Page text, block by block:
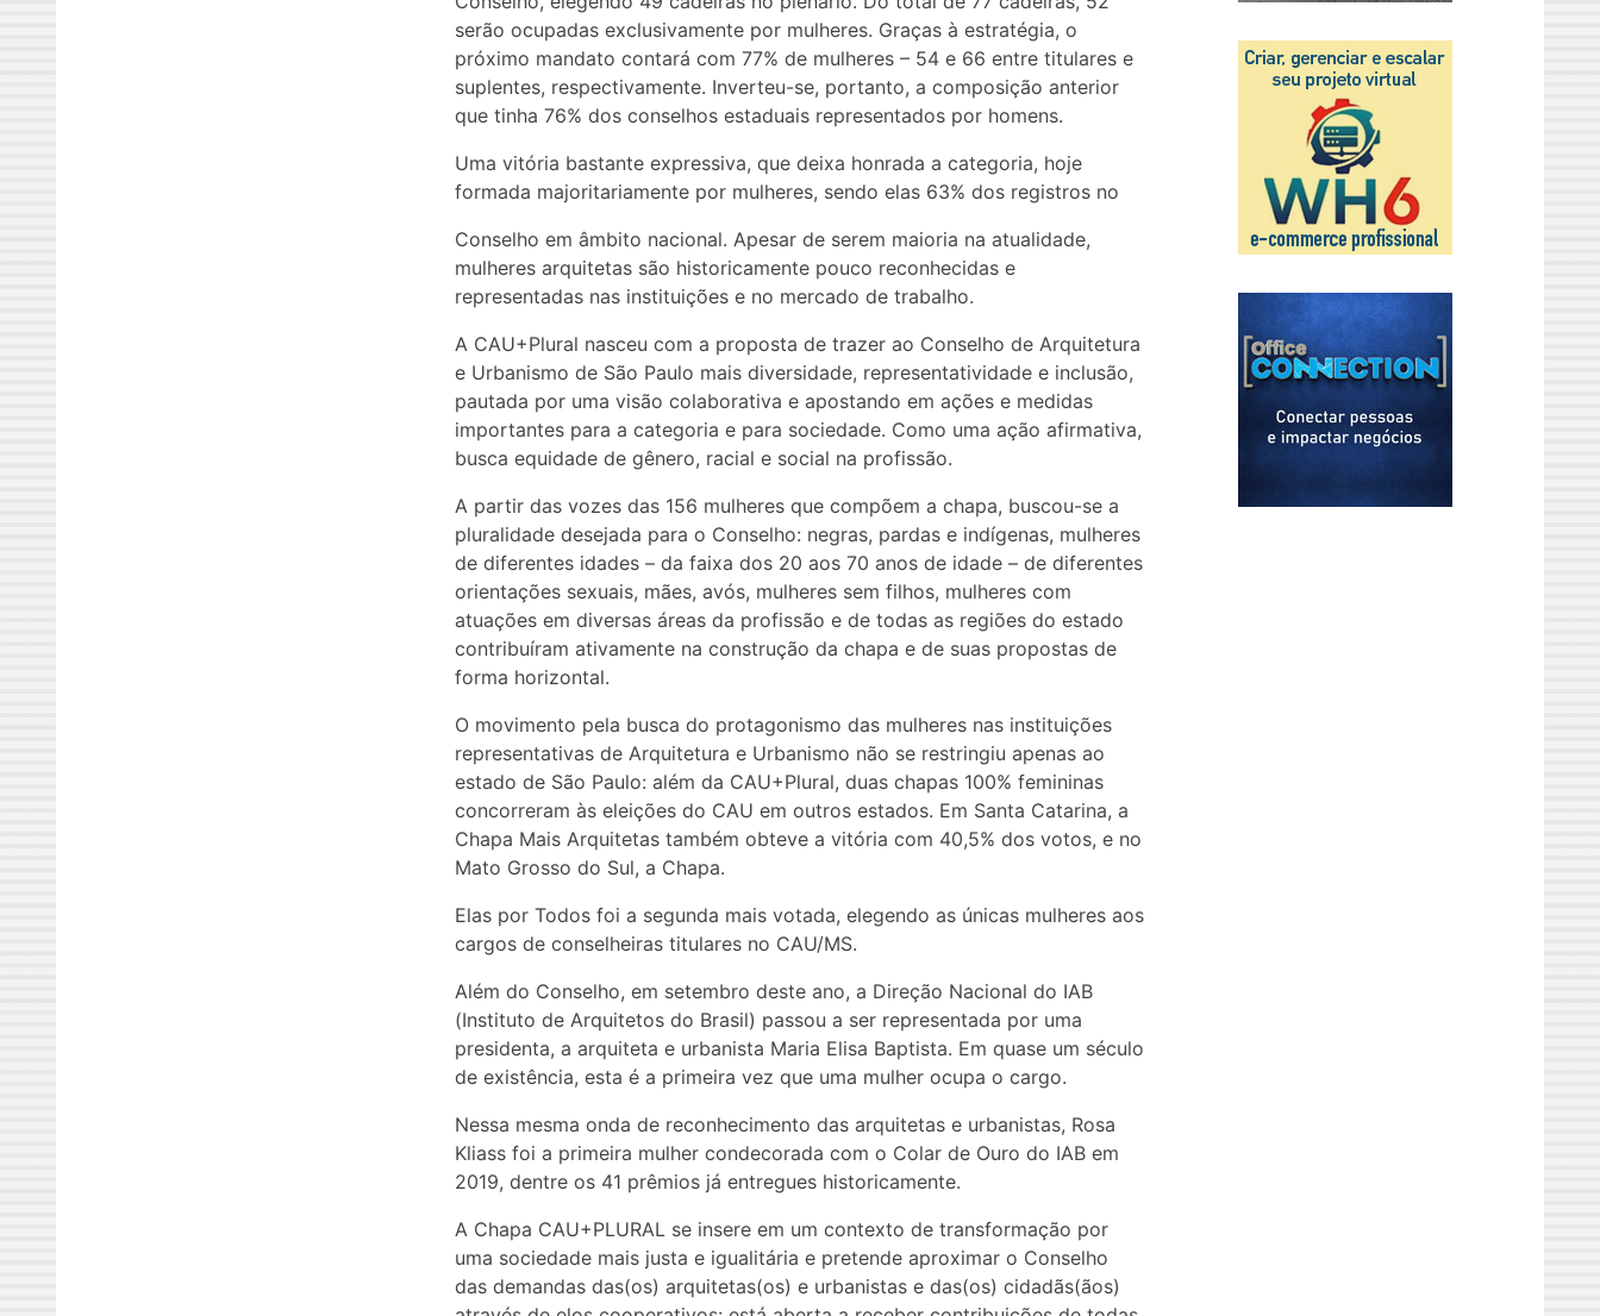
serão ocupadas exclusivamente por mulheres. Graças à estratégia, o
próximo mandato contará com 77% de mulheres – 54 e 66 entre titulares e
suplentes, respectivamente. Inverteu-se, portanto, a composição anterior
que tinha 76% dos conselhos estaduais representados por homens.
Uma vitória bastante expressiva, que deixa honrada a categoria, hoje
formada majoritariamente por mulheres, sendo elas 63% dos registros no
Conselho em âmbito nacional. Apesar de serem maioria na atualidade,
mulheres arquitetas são historicamente pouco reconhecidas e
representadas nas instituições e no mercado de trabalho.
A CAU+Plural nasceu com a proposta de trazer ao Conselho de Arquitetura
e Urbanismo de São Paulo mais diversidade, representatividade e inclusão,
pautada por uma visão colaborativa e apostando em ações e medidas
importantes para a categoria e para sociedade. Como uma ação afirmativa,
busca equidade de gênero, racial e social na profissão.
A partir das vozes das 156 mulheres que compõem a chapa, buscou-se a
pluralidade desejada para o Conselho: negras, pardas e indígenas, mulheres
de diferentes idades – da faixa dos 20 aos 70 anos de idade – de diferentes
orientações sexuais, mães, avós, mulheres sem filhos, mulheres com
atuações em diversas áreas da profissão e de todas as regiões do estado
contribuíram ativamente na construção da chapa e de suas propostas de
forma horizontal.
O movimento pela busca do protagonismo das mulheres nas instituições
representativas de Arquitetura e Urbanismo não se restringiu apenas ao
estado de São Paulo: além da CAU+Plural, duas chapas 100% femininas
concorreram às eleições do CAU em outros estados. Em Santa Catarina, a
Chapa Mais Arquitetas também obteve a vitória com 40,5% dos votos, e no
Mato Grosso do Sul, a Chapa.
Elas por Todos foi a segunda mais votada, elegendo as únicas mulheres aos
cargos de conselheiras titulares no CAU/MS.
Além do Conselho, em setembro deste ano, a Direção Nacional do IAB
(Instituto de Arquitetos do Brasil) passou a ser representada por uma
presidenta, a arquiteta e urbanista Maria Elisa Baptista. Em quase um século
de existência, esta é a primeira vez que uma mulher ocupa o cargo.
Nessa mesma onda de reconhecimento das arquitetas e urbanistas, Rosa
Kliass foi a primeira mulher condecorada com o Colar de Ouro do IAB em
2019, dentre os 41 prêmios já entregues historicamente.
A Chapa CAU+PLURAL se insere em um contexto de transformação por
uma sociedade mais justa e igualitária e pretende aproximar o Conselho
das demandas das(os) arquitetas(os) e urbanistas e das(os) cidadãs(ãos)